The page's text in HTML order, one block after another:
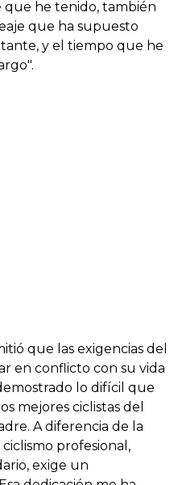
que he tenido, también
que ha supuesto
y el tiempo que he
que las exigencias del
en conflicto con su vida
lo difícil que
mejores ciclistas del
A diferencia de la
profesional,
exige un